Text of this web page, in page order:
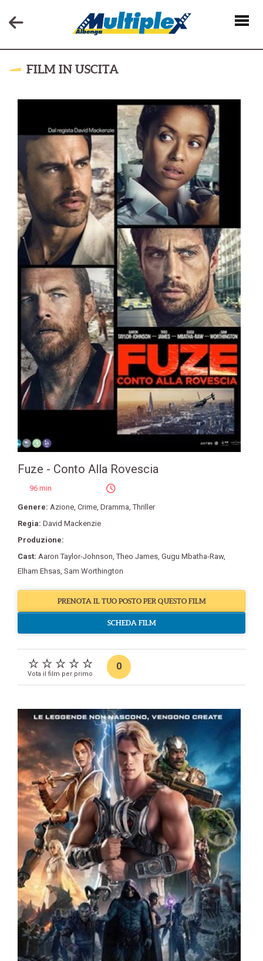
FILM IN USCITA
Fuze - Conto Alla Rovescia
96 min
Genere: Azione, Crime, Dramma,Thriller
Regia: David Mackenzie
Produzione:
Cast: Aaron Taylor-Johnson,Theo James, Gugu Mbatha-Raw,
Elham Ehsas, Sam Worthington
PRENOTA IL TUO POSTO PER QUESTO FILM
SCHEDA FILM
Vota il film per primo
0